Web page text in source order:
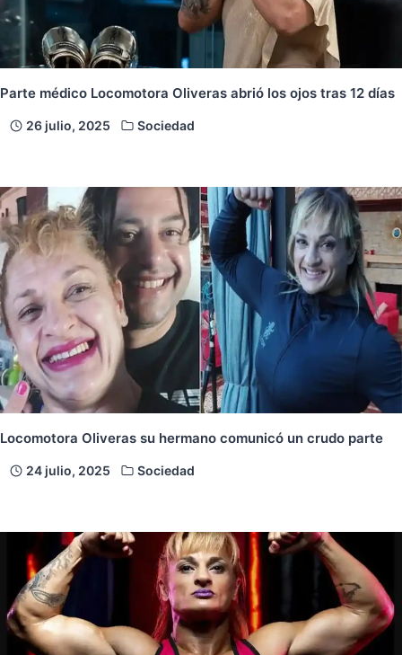
Parte médico Locomotora Oliveras abrió los ojos tras 12 días
26 julio, 2025 Sociedad
Locomotora Oliveras su hermano comunicó un crudo parte
24 julio, 2025 Sociedad